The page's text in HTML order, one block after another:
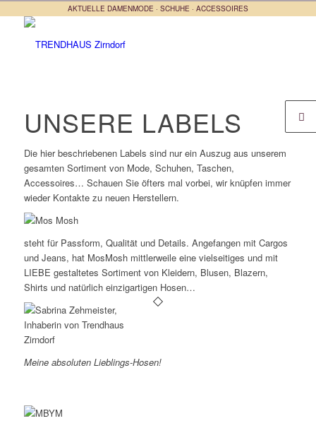
AKTUELLE DAMENMODE · SCHUHE · ACCESSOIRES
UNSERE LABELS
Die hier beschriebenen Labels sind nur ein Auszug aus unserem
gesamten Sortiment von Mode, Schuhen, Taschen,
Accessoires… Schauen Sie öfters mal vorbei, wir knüpfen immer
wieder Kontakte zu neuen Herstellern.
steht für Passform, Qualität und Details. Angefangen mit Cargos
und Jeans, hat MosMosh mittlerweile eine vielseitiges und mit
LIEBE gestaltetes Sortiment von Kleidern, Blusen, Blazern,
Shirts und natürlich einzigartigen Hosen…
Meine absoluten Lieblings-Hosen!